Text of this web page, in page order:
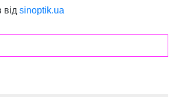
від sinoptik.ua